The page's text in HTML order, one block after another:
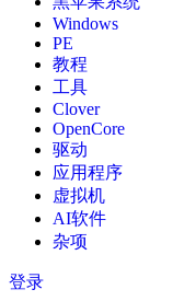
Windows
PE
教程
工具
Clover
OpenCore
驱动
应用程序
虚拟机
AI软件
杂项
登录